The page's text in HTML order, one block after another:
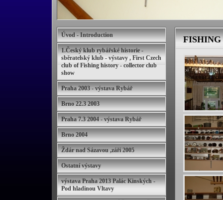
Úvod - Introduction
1.Český klub rybářské historie -
sběratelský klub - výstavy , First Czech
club of Fishing history - collector club
show
Praha 2003 - výstava Rybář
Brno 22.3 2003
Praha 7.3 2004 - výstava Rybář
Brno 2004
Ždár nad Sázavou ,září 2005
Ostatní výstavy
výstava Praha 2013 Palác Kinských -
Pod hladinou Vltavy